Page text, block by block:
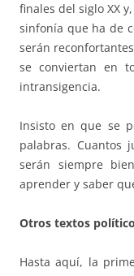
finales del siglo XX
sinfonía que ha de
serán
se conviertan en
intransigencia.
Insisto en que se
palabras. Cuantos
serán siempre
aprender y saber
Otros textos
Hasta aquí, la